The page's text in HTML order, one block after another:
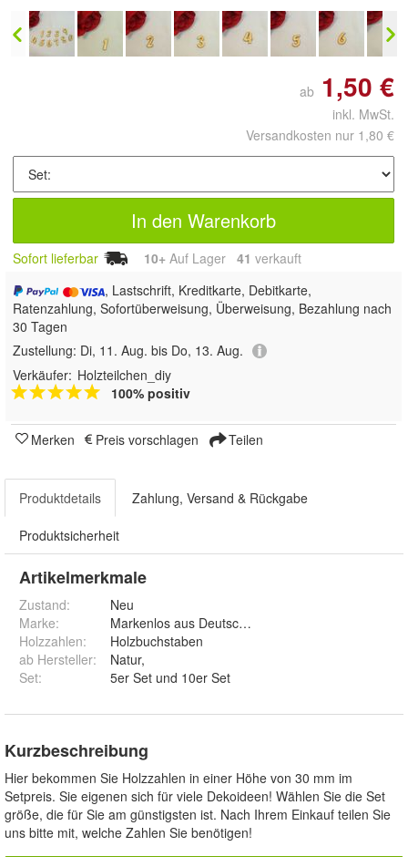
ab 1,50 €
inkl. MwSt.
Versandkosten nur 1,80 €
In den Warenkorb
Sofort lieferbar 10+ Auf Lager 41 verkauft
, Lastschrift, Kreditkarte, Debitkarte,
Ratenzahlung, Sofortüberweisung, Überweisung, Bezahlung nach
30 Tagen
Zustellung: Di, 11. Aug. bis Do, 13. Aug.
Verkäufer: Holzteilchen_diy
100% positiv
Merken Preis vorschlagen Teilen
Produktdetails Zahlung, Versand & Rückgabe
Produktsicherheit
Artikelmerkmale
Zustand:
Neu
Marke:
Markenlos aus Deutschland
Holzzahlen:
Holzbuchstaben
ab Hersteller:
Natur,
Set: 5er Set und 10er Set
Kurzbeschreibung
Hier bekommen Sie Holzzahlen in einer Höhe von 30 mm im
Setpreis. Sie eigenen sich für viele Dekoideen! Wählen Sie die Set
größe, die für Sie am günstigsten ist. Nach Ihrem Einkauf teilen Sie
uns bitte mit, welche Zahlen Sie benötigen!